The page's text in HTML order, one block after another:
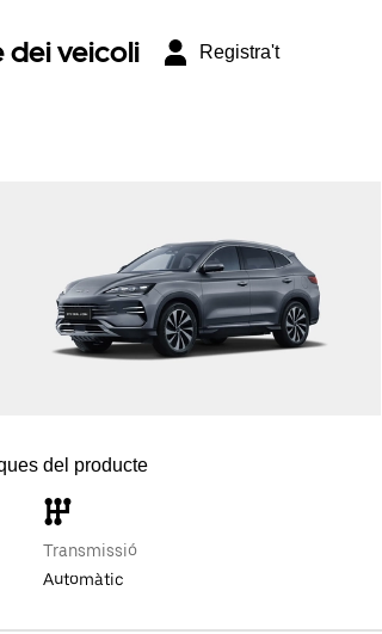
dei veicoli Registra't
del producte
Transmissió
Automàtic